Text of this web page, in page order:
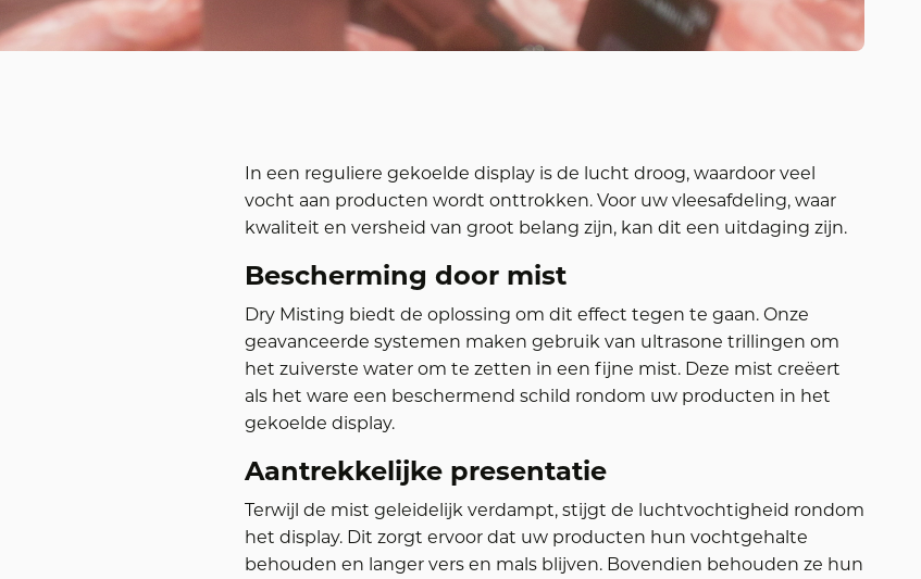
In een reguliere gekoelde display is de lucht droog, waardoor veel
vocht aan producten wordt onttrokken. Voor uw vleesafdeling, waar
kwaliteit en versheid van groot belang zijn, kan dit een uitdaging zijn.
Bescherming door mist
Dry Misting biedt de oplossing om dit effect tegen te gaan. Onze
geavanceerde systemen maken gebruik van ultrasone trillingen om
het zuiverste water om te zetten in een fijne mist. Deze mist creëert
als het ware een beschermend schild rondom uw producten in het
gekoelde display.
Aantrekkelijke presentatie
Terwijl de mist geleidelijk verdampt, stijgt de luchtvochtigheid rondom
het display. Dit zorgt ervoor dat uw producten hun vochtgehalte
behouden en langer vers en mals blijven. Bovendien behouden ze hun